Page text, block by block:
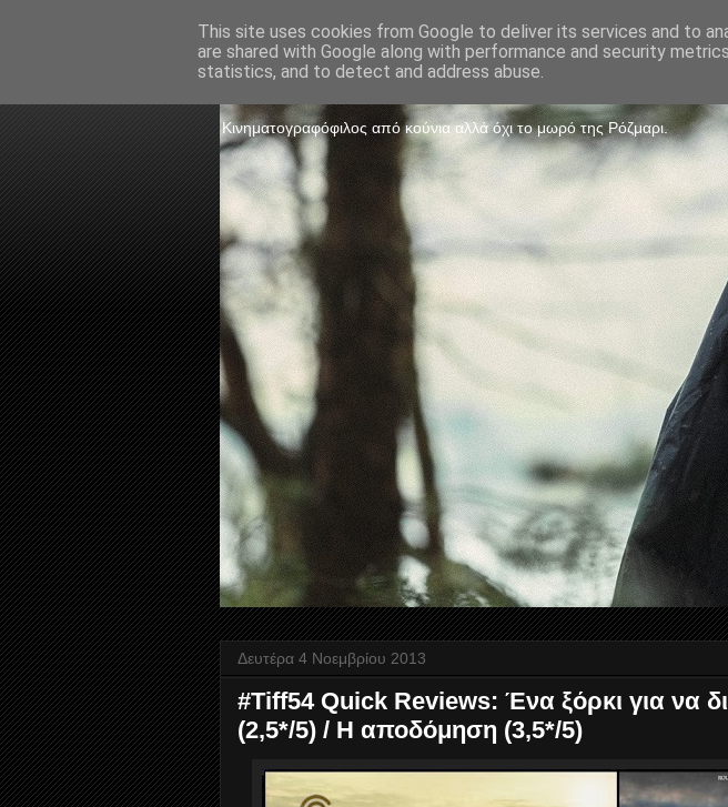
The Frame Game
Κινηματογραφόφιλος από κούνια αλλά όχι το μωρό της Ρόζμαρι.
Δευτέρα 4 Νοεμβρίου 2013
#Tiff54 Quick Reviews: Ένα ξόρκι για να
(2,5*/5) / Η αποδόμηση (3,5*/5)
This site uses cookies from Google to deliver its services and to
are shared with Google along with performance and security
statistics, and to detect and address abuse.